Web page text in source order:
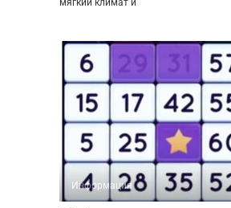
мягкий климат и
Информация